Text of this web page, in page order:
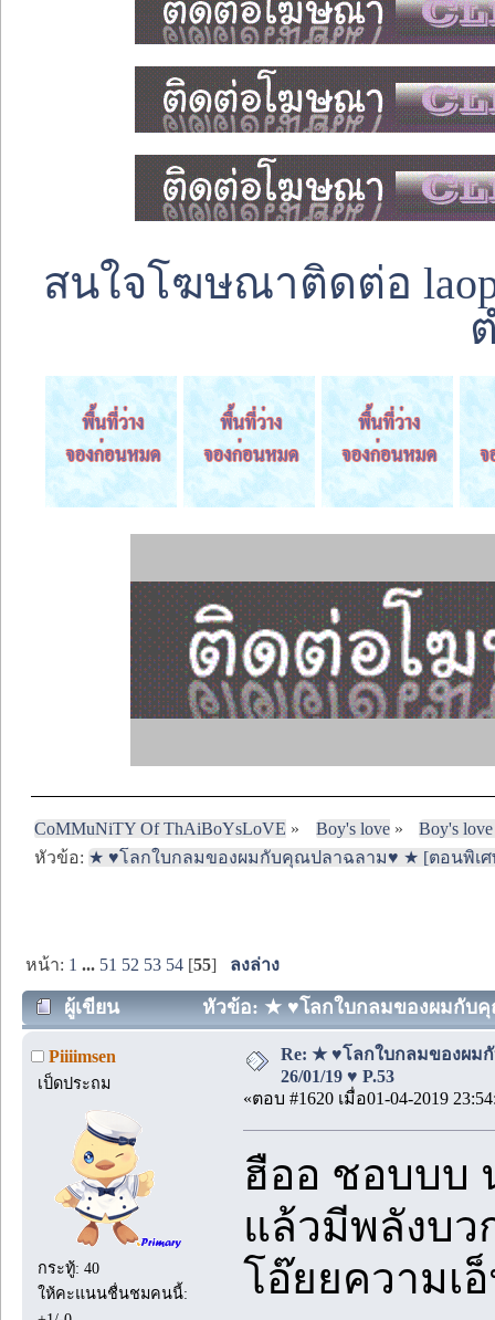
สนใจโฆษณาติดต่อ
CoMMuNiTY Of ThAiBoYsLoVE » Boy's love»
Boy's
หัวข้อ: ★ ♥โลกใบกลมของผมกับคุณปลาฉลาม♥ ★ [ตอนพิเศษ]
หน้า: 1 ... 51 52 53 54 [55] ลงล่าง
ผู้เขียน หัวข้อ: ★ ♥โลกใบกลมของผมกับคุ
Piiiimsen
เป็ดประถม
กระทู้: 40
ให้คะแนนชื่นชมคนนี้:
Re: ★ ♥โลกใบกลมของผ
26/01/19 ♥ P.53
«ตอบ #1620 เมื่อ01-04-2019
ฮืออ ชอบบบ
แล้วมีพลังบว
โอ๊ยยความ